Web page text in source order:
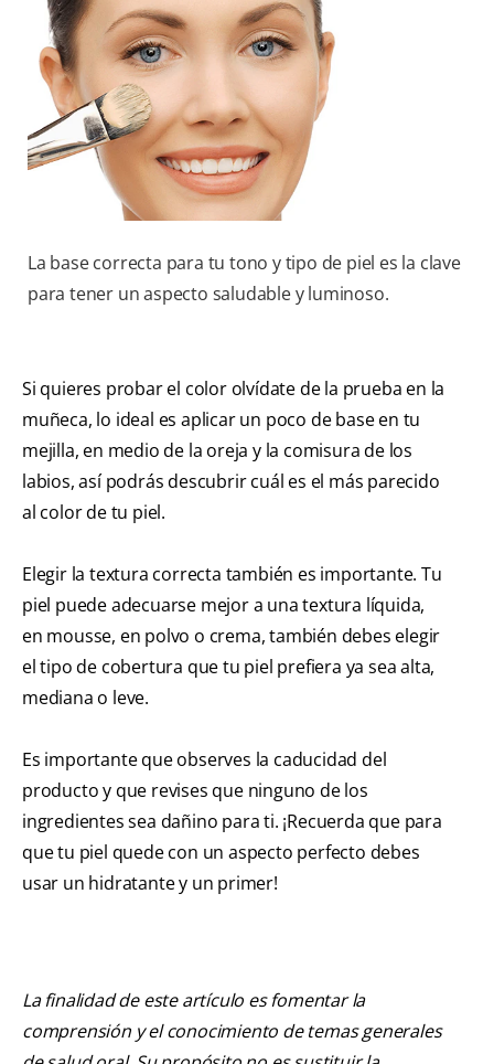
La base correcta para tu tono y tipo de piel es la clave
para tener un aspecto saludable y luminoso.
Si quieres probar el color olvídate de la prueba en la
muñeca, lo ideal es aplicar un poco de base en tu
mejilla, en medio de la oreja y la comisura de los
labios, así podrás descubrir cuál es el más parecido
al color de tu piel.
Elegir la textura correcta también es importante. Tu
piel puede adecuarse mejor a una textura líquida,
en mousse, en polvo o crema, también debes elegir
el tipo de cobertura que tu piel prefiera ya sea alta,
mediana o leve.
Es importante que observes la caducidad del
producto y que revises que ninguno de los
ingredientes sea dañino para ti. ¡Recuerda que para
que tu piel quede con un aspecto perfecto debes
usar un hidratante y un primer!
La finalidad de este artículo es fomentar la
comprensión y el conocimiento de temas generales